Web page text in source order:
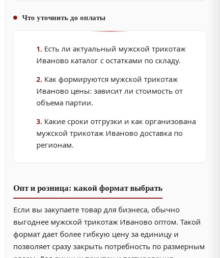
Что уточнить до оплаты
Есть ли актуальный мужской трикотаж
Иваново каталог с остатками по складу.
Как формируются мужской трикотаж
Иваново цены: зависит ли стоимость от
объема партии.
Какие сроки отгрузки и как организована
мужской трикотаж Иваново доставка по
регионам.
Опт и розница: какой формат выбрать
Если вы закупаете товар для бизнеса, обычно
выгоднее мужской трикотаж Иваново оптом. Такой
формат дает более гибкую цену за единицу и
позволяет сразу закрыть потребность по размерным